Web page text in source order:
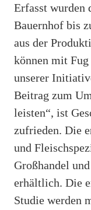
Erfasst wurden
Bauernhof bis
aus der
können mit
unserer
Beitrag zum
leisten“, ist
zufrieden. Die
und
Großhandel
erhältlich. Die
Studie werden